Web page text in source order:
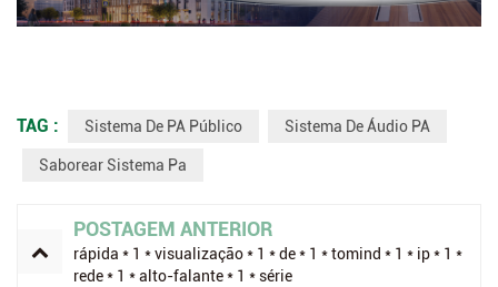
TAG : Sistema De PA Público Sistema De Áudio PA
Saborear Sistema Pa
POSTAGEM ANTERIOR
rápida * 1 * visualização * 1 * de * 1 * tomind * 1 * ip * 1 *
rede * 1 * alto-falante * 1 * série